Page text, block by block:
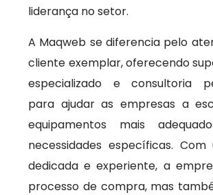
liderança no setor.
A Maqweb se diferencia pelo
cliente exemplar, oferecendo
especializado e consultoria
para ajudar as empresas a
equipamentos mais
necessidades específicas.
dedicada e experiente, a
processo de compra, mas